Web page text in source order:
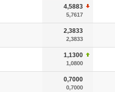
4,5883
5,7617
2,3833
2,3833
1,1300
1,0800
0,7000
0,7000